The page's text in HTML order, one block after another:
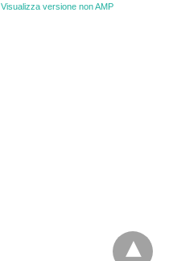
Visualizza versione non AMP